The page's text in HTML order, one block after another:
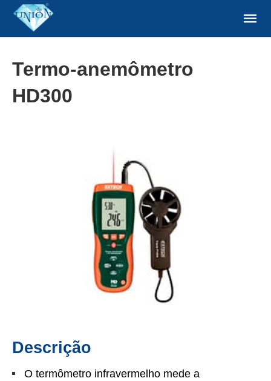
Termo-anemômetro
HD300
Descrição
O termômetro infravermelho mede a